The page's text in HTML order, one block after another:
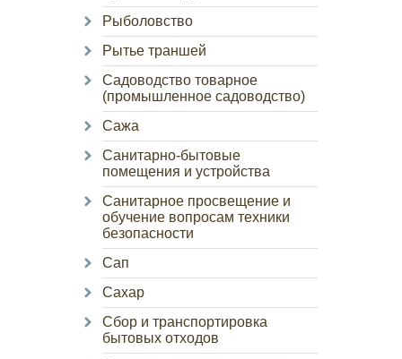
Рыболовство
Рытье траншей
Садоводство товарное
(промышленное садоводство)
Сажа
Санитарно-бытовые
помещения и устройства
Санитарное просвещение и
обучение вопросам техники
безопасности
Сап
Сахар
Сбор и транспортировка
бытовых отходов